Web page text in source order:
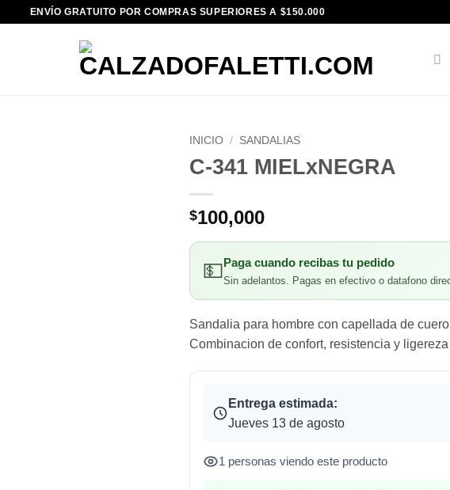
ENVÍO GRATUITO POR COMPRAS SUPERIORES A $150.000
INICIO / SANDALIAS
C-341 MIELxNEGRA
$100,000
💵Paga cuando recibas tu pedido
Sin adelantos. Pagas en efectivo o datafono
Sandalia para hombre con capellada de
Combinacion de confort, resistencia y
Entrega estimada:
Jueves 13 de agosto
1 personas viendo este producto